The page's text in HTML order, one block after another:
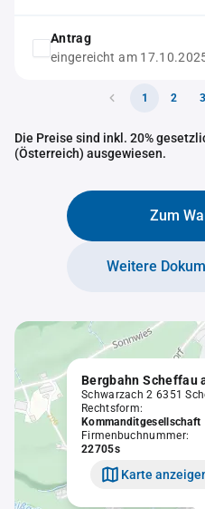
Antrag
eingereicht am
1 2 3
Die Preise sind inkl. 20%
(Österreich) ausgewiesen.
Zum
Weitere
Schwarzach 2 6351
Rechtsform:
Kommanditgesellschaft
Firmenbuchnummer:
22705s
Karte